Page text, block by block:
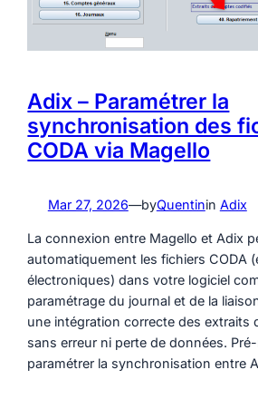
Adix – Paramétrer la
synchronisation des
CODA via Magello
Mar 27, 2026—byQuentinin Adix
La connexion entre Magello et Adix
automatiquement les fichiers CODA
électroniques) dans votre logiciel
paramétrage du journal et de la
une intégration correcte des extraits
sans erreur ni perte de données.
paramétrer la synchronisation entre